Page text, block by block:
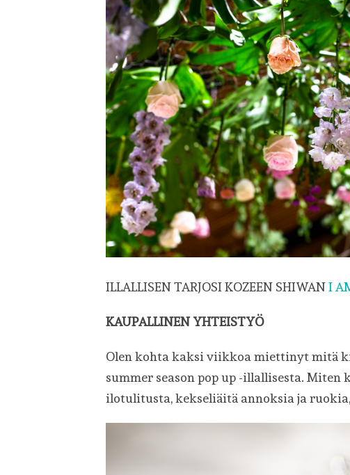
ILLALLISEN TARJOSI KOZEEN SHIWANI
KAUPALLINEN YHTEISTYÖ
Olen kohta kaksi viikkoa miettinyt mitä
summer season pop up -illallisesta.
ilotulitusta, kekseliäitä annoksia ja